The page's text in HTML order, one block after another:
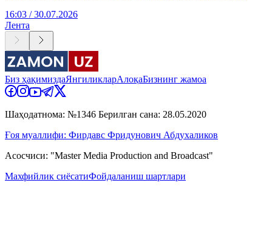
16:03 / 30.07.2026
Лента
Биз ҳақимиздаЯнгиликларАлоқаБизнинг жамоа
Шаҳодатнома: №1346 Берилган сана: 28.05.2020
Ғоя муаллифи: Фирдавс Фридунович Абдухаликов
Асосчиси: "Master Media Production and Broadcast"
Махфийлик сиёсатиФойдаланиш шартлари